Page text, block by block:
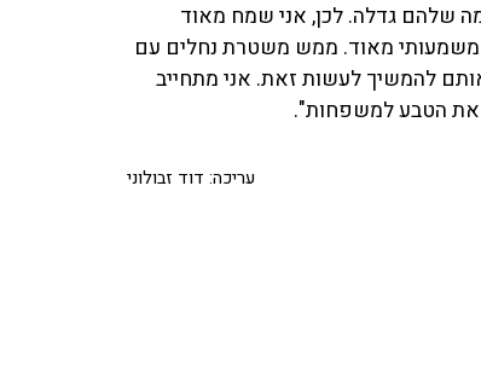
שלהם גדלה. לכן, אני שמח מאוד
משמעותי מאוד. ממש משטרת נחלים עם
להמשיך לעשות זאת. אני מתחייב
עריכה: דוד זבולוני